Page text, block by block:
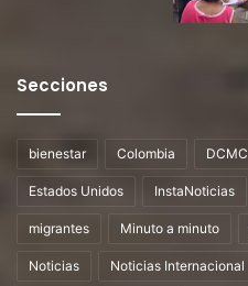
Secciones
bienestar Colombia DCMC
Estados Unidos InstaNoticias
migrantes Minuto a minuto
Noticias Noticias Internacional